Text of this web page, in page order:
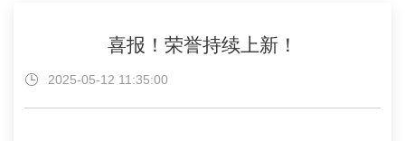
喜报！荣誉持续上新！
2025-05-12 11:35:00